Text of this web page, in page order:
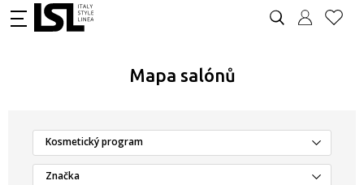
Mapa salónů
Kosmetický program
Značka